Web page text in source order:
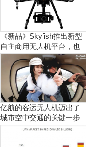
《新品》Skyfish推出新型
自主商用无人机平台，也
可搭载Sony Alpha相机
亿航的客运无人机迈出了
城市空中交通的关键一步